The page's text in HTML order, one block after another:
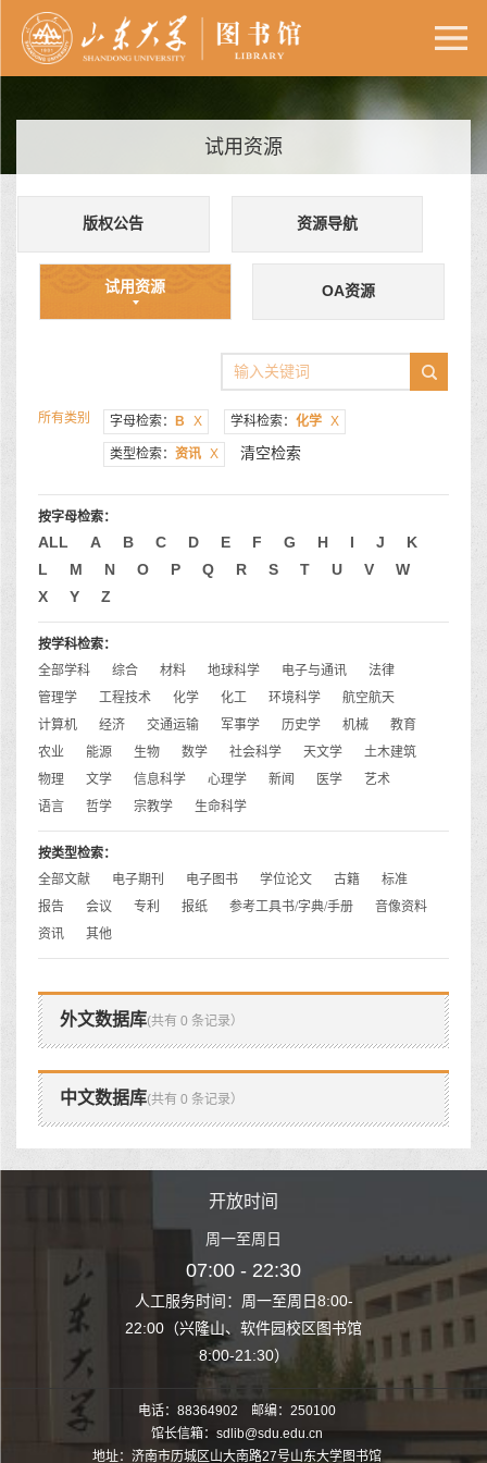
试用资源
版权公告 资源导航
试用资源 OA资源
所有类别 字母检索： B X 学科检索： 化学 X
类型检索： 资讯 X 清空检索
按字母检索：
ALL A B C D E F G H I J
K
L
M N O P Q R S T U V
W
X
Y Z
按学科检索：
全部学科
综合 材料 地球科学 电子与通讯
法律
管理学
工程技术 化学 化工 环境科学
航空航天
计算机
经济 交通运输 军事学 历史学 机械
教育
农业
能源 生物 数学 社会科学 天文学
土木建筑
物理
文学 信息科学 心理学 新闻 医学
艺术
语言
哲学 宗教学 生命科学
按类型检索：
全部文献
电子期刊 电子图书 学位论文 古籍
标准
报告
会议 专利 报纸 参考工具书/字典/手册
音像资料
资讯
其他
外文数据库(共有 0 条记录）
中文数据库(共有 0 条记录）
至周日8:00-
园校区图书馆
开放时间
周一至周日
07:00 - 22:30
人工服务时间：周一至周日8:00-
22:00（兴隆山、软件园校区图书馆
8:00-21:30）
人工服务时间
22:00（兴隆山
电话：88364902 邮编：250100
馆长信箱：sdlib@sdu.edu.cn
地址：济南市历城区山大南路27号山东大学图书馆